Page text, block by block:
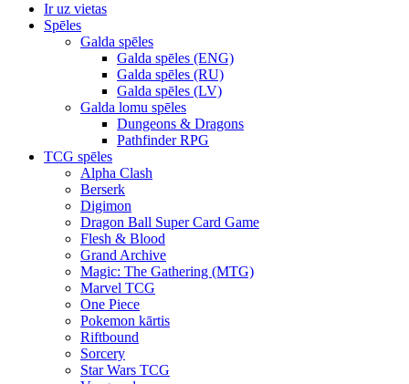
Ir uz vietas
Spēles
Galda spēles
Galda spēles (ENG)
Galda spēles (RU)
Galda spēles (LV)
Galda lomu spēles
Dungeons & Dragons
Pathfinder RPG
TCG spēles
Alpha Clash
Berserk
Digimon
Dragon Ball Super Card Game
Flesh & Blood
Grand Archive
Magic: The Gathering (MTG)
Marvel TCG
One Piece
Pokemon kārtis
Riftbound
Sorcery
Star Wars TCG